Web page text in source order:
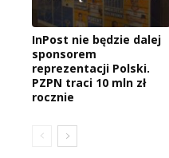
InPost nie będzie dalej
sponsorem
reprezentacji Polski.
PZPN traci 10 mln zł
rocznie